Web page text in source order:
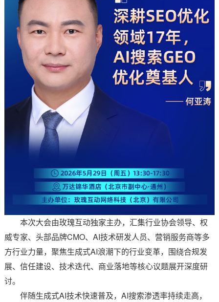
本次大会由玫瑰互动独家主办，汇集行业协会领导、权
威专家、头部品牌CMO、AI技术研发人员、营销服务商等多
方行业力量，聚焦生成式AI浪潮下的行业变革，围绕合规发
展、信任建设、技术迭代、商业落地等核心议题展开深度研
讨。
伴随生成式AI技术快速普及，AI搜索渗透率持续走高，